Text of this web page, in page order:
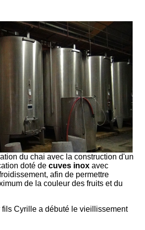
du chai avec la construction d'un
doté de cuves inox avec
afin de permettre
de la couleur des fruits et du
fils Cyrille a débuté le vieillissement